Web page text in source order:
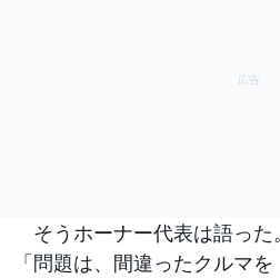
そうホーナー代表は語った。
「問題は、間違ったクルマを